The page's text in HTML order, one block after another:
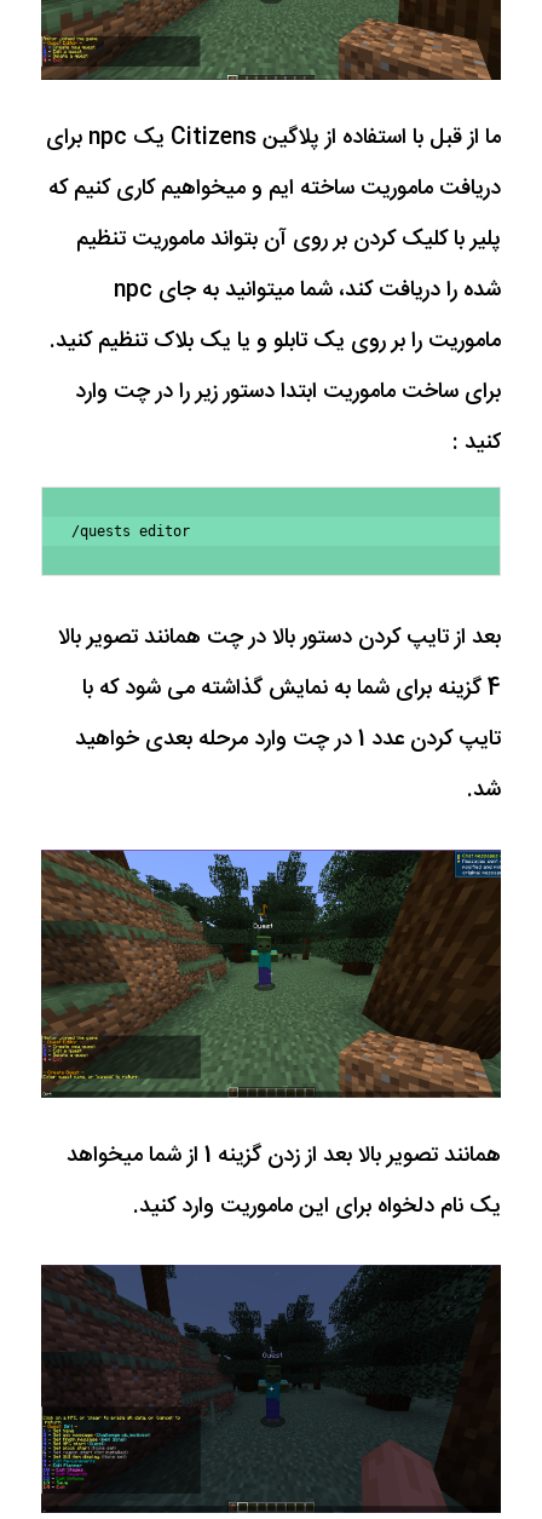
ما از قبل با استفاده از پلاگین Citizens یک npc برای
دریافت ماموریت ساخته ایم و میخواهیم کاری کنیم که
پلیر با کلیک کردن بر روی آن بتواند ماموریت تنظیم
شده را دریافت کند، شما میتوانید به جای npc
ماموریت را بر روی یک تابلو و یا یک بلاک تنظیم کنید.
برای ساخت ماموریت ابتدا دستور زیر را در چت وارد
کنید :
/quests editor
بعد از تایپ کردن دستور بالا در چت همانند تصویر بالا
4 گزینه برای شما به نمایش گذاشته می شود که با
تایپ کردن عدد 1 در چت وارد مرحله بعدی خواهید
شد.
همانند تصویر بالا بعد از زدن گزینه 1 از شما میخواهد
یک نام دلخواه برای این ماموریت وارد کنید.